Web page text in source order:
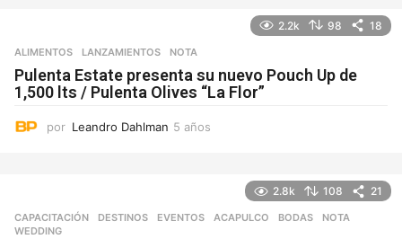
2.2k 98 18
ALIMENTOS ,LANZAMIENTOS NOTA
Pulenta Estate presenta su nuevo Pouch Up de
1,500 lts / Pulenta Olives “La Flor”
por Leandro Dahlman 5 años
2.8k 108 21
CAPACITACIÓN ,DESTINOS ,EVENTOS ACAPULCO ,BODAS ,NOTA
WEDDING